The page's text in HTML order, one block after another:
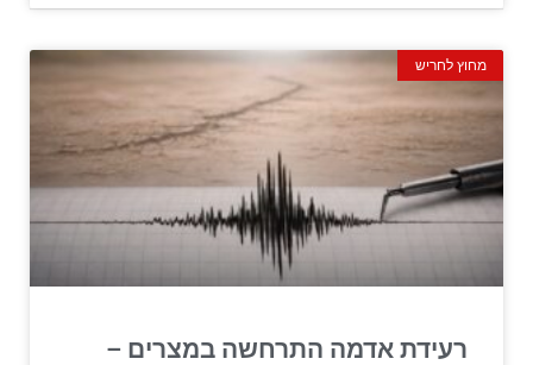
מחוץ לחריש
רעידת אדמה התרחשה במצרים –